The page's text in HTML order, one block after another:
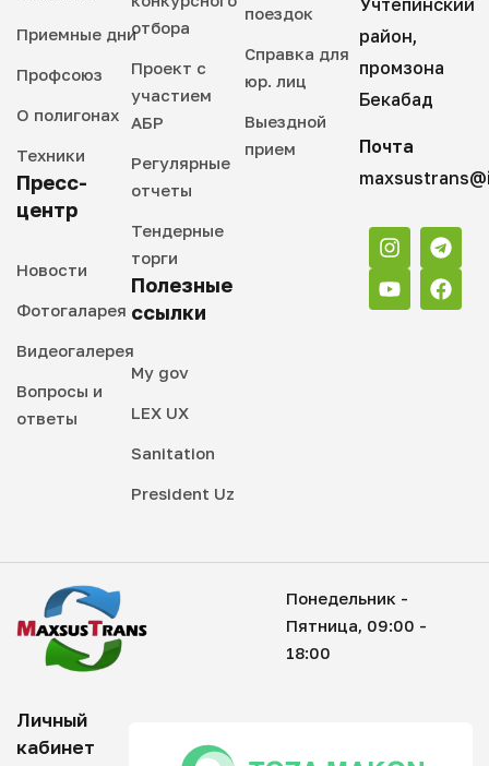
Приемные дни
Профсоюз
О полигонах
Техники
Пресс-
центр
Новости
Фотогаларея
Видеогалерея
Вопросы и
ответы
отбора
Проект с
участием
АБР
Регулярные
отчеты
Тендерные
торги
Полезные
ссылки
My gov
LEX UX
Sanitation
President Uz
поездок
Справка для
юр. лиц
Выездной
прием
район,
промзона
Бекабад
Почта
Понедельник -
Пятница, 09:00 -
18:00
Личный
кабинет